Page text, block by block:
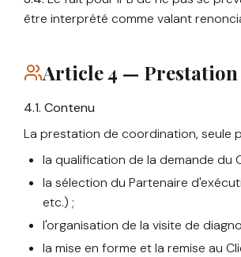
être interprété comme valant
Article 4 —
4.1. Contenu
La prestation de coordination, seule
la qualification de la demande du
la sélection du Partenaire
etc.) ;
l'organisation de la visite de
la mise en forme et la remise au